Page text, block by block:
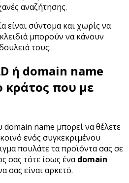
αναζήτησης.
είναι σύντομα και χωρίς να
μπορούν να κάνουν
τους.
ή domain name
κράτος που με
name μπορεί να θέλετε
ενός συγκεκριμένου
πουλάτε τα προϊόντα σας σε
σας τότε ίσως έναdomain
σας είναι αρκετό.